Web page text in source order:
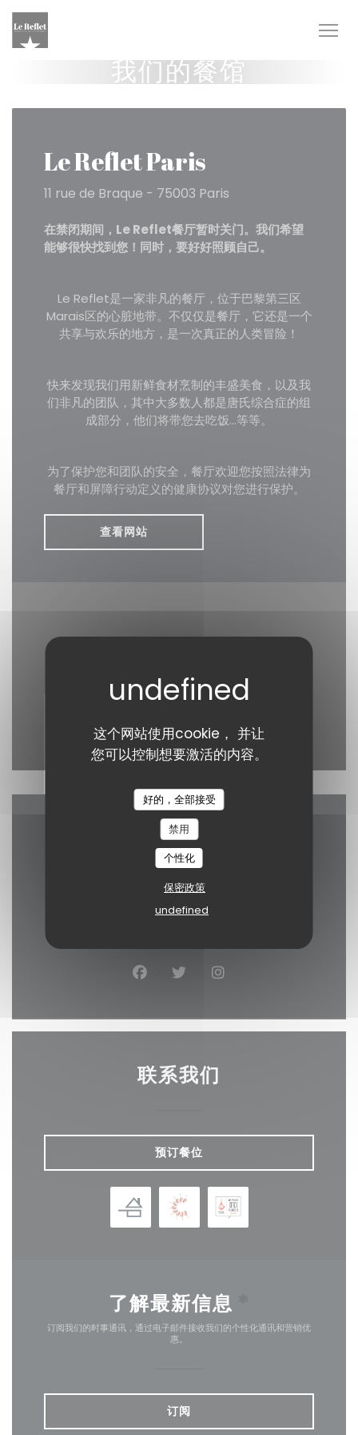
Cookie管理面板
这个网站使用cookie， 并让
您可以控制想要激活的内容。
好的，全部接受
禁用
个性化
保密政策
undefined
我们的餐馆
Le Reflet Paris
11 rue de Braque - 75003 Paris
在禁闭期间，Le Reflet餐厅暂时关门。我们希望
能够很快找到您！同时，要好好照顾自己。
Le Reflet是一家非凡的餐厅，位于巴黎第三区
Marais区的心脏地带。不仅仅是餐厅，它还是一个
共享与欢乐的地方，是一次真正的人类冒险！
快来发现我们用新鲜食材烹制的丰盛美食，以及我
们非凡的团队，其中大多数人都是唐氏综合症的组
成部分，他们将带您去吃饭...等等。
为了保护您和团队的安全，餐厅欢迎您按照法律为
餐厅和屏障行动定义的健康协议对您进行保护。
查看网站
Waze Map 已禁用。 允许
地图和联系方式
4 Rue des Trois Croissants 44000 Nantes
Facebook ((在新窗口中打开))
Twitter ((在新窗口中打开
Instagram ((在新窗
联系我们
预订餐位
了解最新信息
订阅我们的时事通讯，通过电子邮件接收我们的个性化通讯和营销优
惠。
订阅